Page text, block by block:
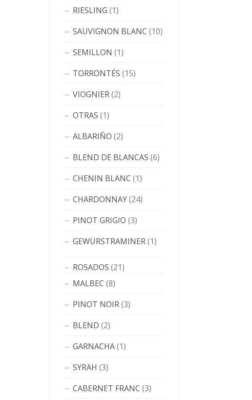
RIESLING (1)
SAUVIGNON BLANC (10)
SEMILLON (1)
TORRONTÉS (15)
VIOGNIER(2)
OTRAS (1)
ALBARIÑO (2)
BLEND DE BLANCAS (6)
CHENIN BLANC (1)
CHARDONNAY(24)
PINOT GRIGIO (3)
GEWÜRSTRAMINER(1)
ROSADOS (21)
MALBEC (8)
PINOT NOIR(3)
BLEND (2)
GARNACHA(1)
SYRAH (3)
CABERNET FRANC (3)